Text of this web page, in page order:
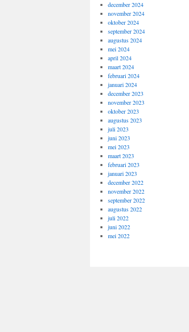
december 2024
november 2024
oktober 2024
september 2024
augustus 2024
mei 2024
april 2024
maart 2024
februari 2024
januari 2024
december 2023
november 2023
oktober 2023
augustus 2023
juli 2023
juni 2023
mei 2023
maart 2023
februari 2023
januari 2023
december 2022
november 2022
september 2022
augustus 2022
juli 2022
juni 2022
mei 2022